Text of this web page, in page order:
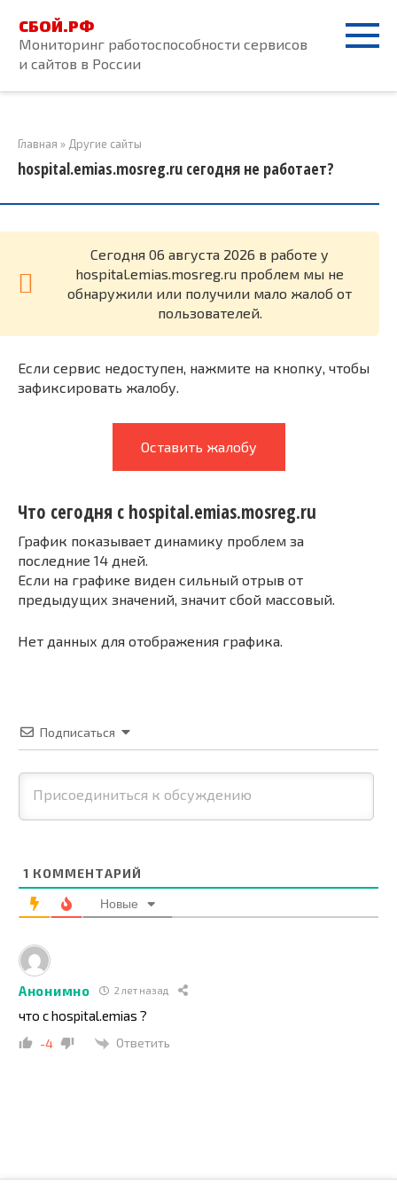
контенту
СБОЙ.РФ
Мониторинг работоспособности сервисов
и сайтов в России
Главная » Другие сайты
hospital.emias.mosreg.ru сегодня не работает?
Cегодня 06 августа 2026 в работе у
hospital.emias.mosreg.ru проблем мы не
обнаружили или получили мало жалоб от
пользователей.
Если сервис недоступен, нажмите на кнопку, чтобы
зафиксировать жалобу.
Оставить жалобу
Что сегодня с hospital.emias.mosreg.ru
График показывает динамику проблем за
последние 14 дней.
Если на графике виден сильный отрыв от
предыдущих значений, значит сбой массовый.
Нет данных для отображения графика.
Подписаться
1 КОММЕНТАРИЙ
Новые
Анонимно 2 лет назад
что с hospital.emias ?
-4 Ответить